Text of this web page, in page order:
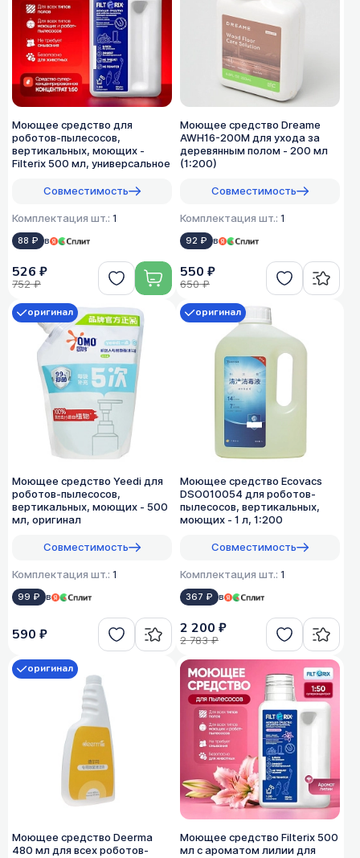
Моющее средство для
роботов-пылесосов,
вертикальных, моющих -
Filterix 500 мл, универсальное
Совместимость
Комплектация шт.: 1
88 ₽ в
526 ₽
752 ₽
Моющее средство Dreame
AWH16-200M для ухода за
деревянным полом - 200 мл
(1:200)
Совместимость
Комплектация шт.: 1
92 ₽ в
550 ₽
650 ₽
Моющее средство Yeedi для
роботов-пылесосов,
вертикальных, моющих - 500
мл, оригинал
Совместимость
Комплектация шт.: 1
99 ₽ в
оригинал
590 ₽
Моющее средство Ecovacs
DSO010054 для роботов-
пылесосов, вертикальных,
моющих - 1 л, 1:200
Совместимость
Комплектация шт.: 1
367 ₽ в
оригинал
2 200 ₽
2 783 ₽
Моющее средство Deerma
480 мл для всех роботов-
оригинал
Моющее средство Filterix 500
мл с ароматом лилии для